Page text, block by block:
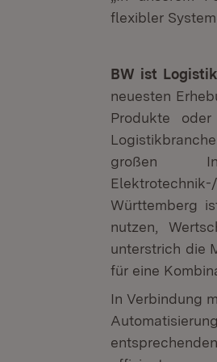
flexibler
BW ist
neuesten
Produkte
großen
Württemberg
nutzen,
unterstrich die
für eine
In Verbindung